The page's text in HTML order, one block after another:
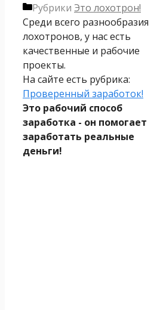
Рубрики Это лохотрон!
Среди всего разнообразия
лохотронов, у нас есть
качественные и рабочие
проекты.
На сайте есть рубрика:
Проверенный заработок!
Это рабочий способ
заработка - он помогает
заработать реальные
деньги!